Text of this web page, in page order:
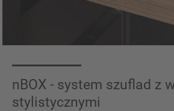
nBOX - system szuflad z
stylistycznymi